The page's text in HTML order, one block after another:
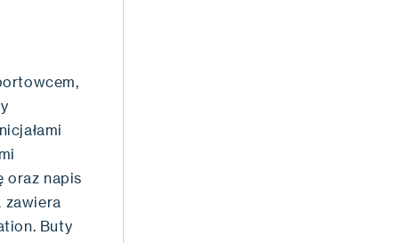
oraz napis
zawiera
Buty